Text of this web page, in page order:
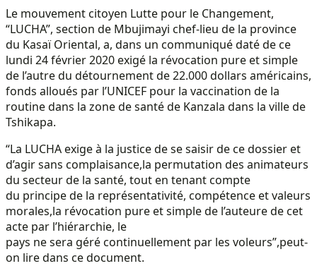
Le mouvement citoyen Lutte pour le Changement,
“LUCHA”, section de Mbujimayi chef-lieu de la province
du Kasaï Oriental, a, dans un communiqué daté de ce
lundi 24 février 2020 exigé la révocation pure et simple
de l’autre du détournement de 22.000 dollars américains,
fonds alloués par l’UNICEF pour la vaccination de la
routine dans la zone de santé de Kanzala dans la ville de
Tshikapa.
“La LUCHA exige à la justice de se saisir de ce dossier et
d’agir sans complaisance,la permutation des animateurs
du secteur de la santé, tout en tenant compte
du principe de la représentativité, compétence et valeurs
morales,la révocation pure et simple de l’auteure de cet
acte par l’hiérarchie, le
pays ne sera géré continuellement par les voleurs”,peut-
on lire dans ce document.